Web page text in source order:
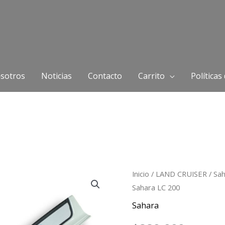
Noticias Contacto Carrito Políticas
Inicio / LAND CRUISER /
Sahara LC 200
Sahara
Placa
del
parachoques